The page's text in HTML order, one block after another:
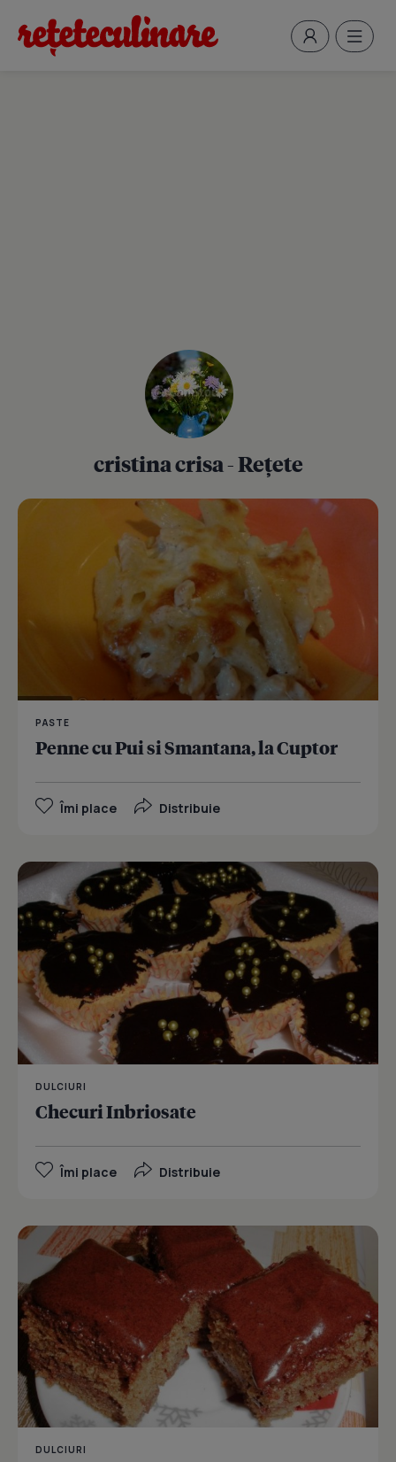
cristina crisa - Rețete
PASTE
Penne cu Pui si Smantana, la Cuptor
Îmi place Distribuie
DULCIURI
Checuri Inbriosate
Îmi place Distribuie
DULCIURI